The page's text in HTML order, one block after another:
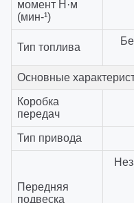
момент Н·м
(мин-¹)
Тип топлива
Основные
Коробка
передач
Тип привода
Передняя
подвеска